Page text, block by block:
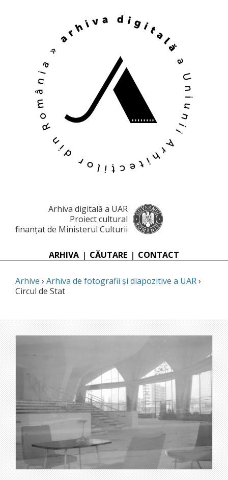
Arhiva digitală a UAR
Proiect cultural
finanțat de Ministerul Culturii
ARHIVA | CĂUTARE | CONTACT
Arhive › Arhiva de fotografii și diapozitive a UAR›
Circul de Stat